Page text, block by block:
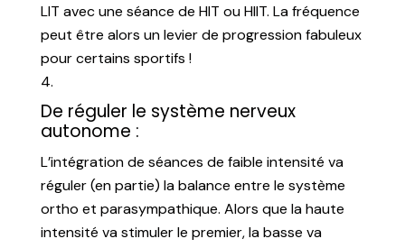
LIT avec une séance de HIT ou HIIT. La fréquence
peut être alors un levier de progression fabuleux
pour certains sportifs !
De réguler le système nerveux
autonome :
L’intégration de séances de faible intensité va
réguler (en partie) la balance entre le système
ortho et parasympathique. Alors que la haute
intensité va stimuler le premier, la basse va